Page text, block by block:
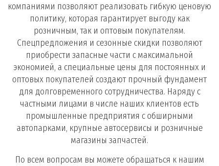
компаниями позволяют реализовать гибкую ценовую
политику, которая гарантирует выгоду как
розничным, так и оптовым покупателям.
Спецпредложения и сезонные скидки позволяют
приобрести запасные части с максимальной
экономией, а специальные цены для постоянных и
оптовых покупателей создают прочный фундамент
для долговременного сотрудничества. Наряду с
частными лицами в числе наших клиентов есть
промышленные предприятия с обширными
автопарками, крупные автосервисы и розничные
магазины запчастей.
По всем вопросам вы можете обращаться к нашим